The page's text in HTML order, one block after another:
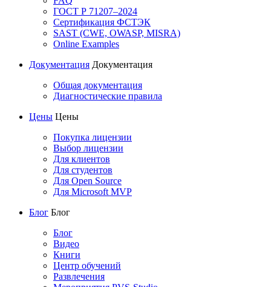
ГОСТ Р 71207–2024
Сертификация ФСТЭК
SAST (CWE, OWASP, MISRA)
Online Examples
Документация Документация
Общая документация
Диагностические правила
Цены Цены
Покупка лицензии
Выбор лицензии
Для клиентов
Для студентов
Для Open Source
Для Microsoft MVP
Блог Блог
Блог
Видео
Книги
Центр обучений
Развлечения